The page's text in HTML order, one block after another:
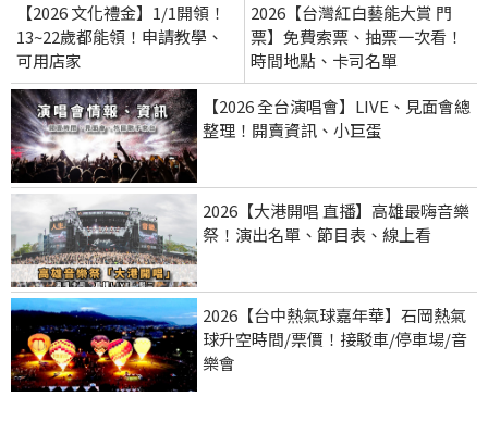
【2026 文化禮金】1/1開領！
13~22歲都能領！申請教學、
可用店家
2026【台灣紅白藝能大賞 門
票】免費索票、抽票一次看！
時間地點、卡司名單
【2026 全台演唱會】LIVE、見面會總
整理！開賣資訊、小巨蛋
2026【大港開唱 直播】高雄最嗨音樂
祭！演出名單、節目表、線上看
2026【台中熱氣球嘉年華】石岡熱氣
球升空時間/票價！接駁車/停車場/音
樂會